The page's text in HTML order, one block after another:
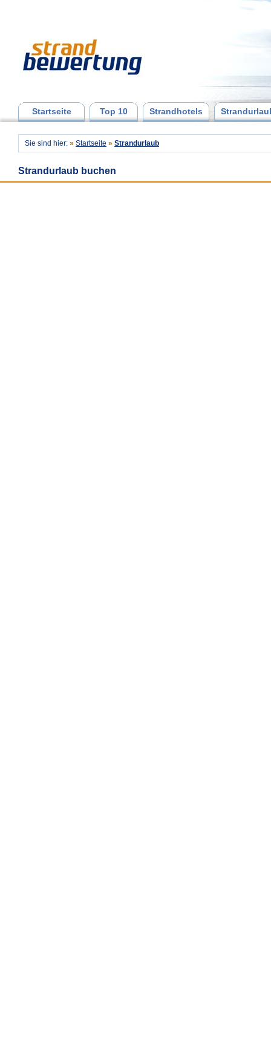
Startseite Top 10 Strandhotels
Sie sind hier: » Startseite » Strandurlaub
Strandurlaub buchen